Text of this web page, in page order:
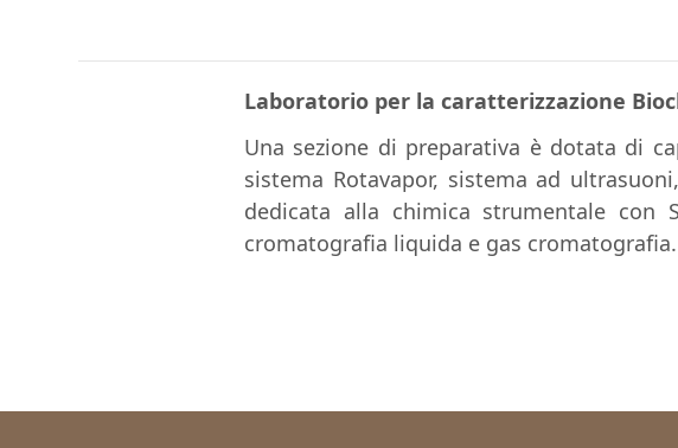
Laboratorio per la caratterizzazione
Una sezione di preparativa è dotata di
sistema Rotavapor, sistema ad
dedicata alla chimica strumentale con
cromatografia liquida e gas cromatografia.